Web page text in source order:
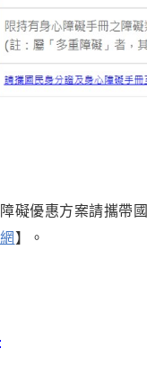
礙優惠方案請攜帶
】。